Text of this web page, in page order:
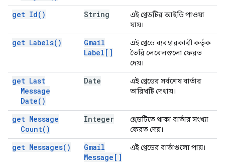
get Id( ) String
এই থ্রেডটির আইডি পাওয়া
যায়।
get Labels( )
Gmail
Label[]
এই থ্রেডে ব্যবহারকারী কর্তৃক
তৈরি লেবেলগুলো ফেরত
দেয়।
get Last
Message
Date( )
Date
এই থ্রেডের সর্বশেষ বার্তার
তারিখটি দেখায়।
get Message
Count( )
Integer
থ্রেডটিতে থাকা বার্তার সংখ্যা
ফেরত দেয়।
get Messages( )
Gmail
Message[]
এই থ্রেডের বার্তাগুলো পায়।